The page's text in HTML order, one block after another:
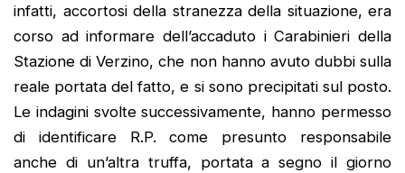
infatti, accortosi della stranezza della situazione, era
corso ad informare dell’accaduto i Carabinieri della
Stazione di Verzino, che non hanno avuto dubbi sulla
reale portata del fatto, e si sono precipitati sul posto.
Le indagini svolte successivamente, hanno permesso
di identificare R.P. come presunto responsabile
anche di un’altra truffa, portata a segno il giorno